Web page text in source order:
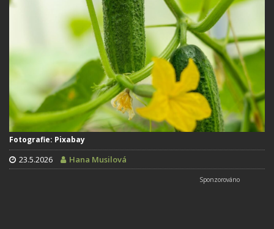
Fotografie: Pixabay
23.5.2026 Hana Musilová